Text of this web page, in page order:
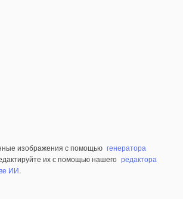
изображения с помощью генератора
их с помощью нашего редактора
ИИ.